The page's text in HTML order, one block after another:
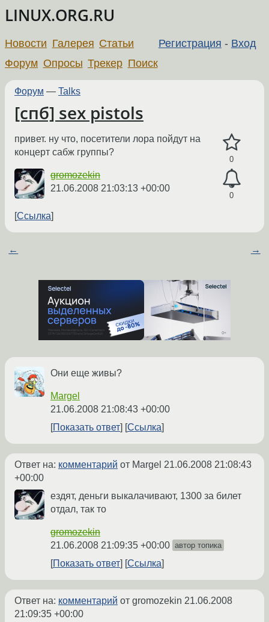
LINUX.ORG.RU
Регистрация - Вход
Новости Галерея Статьи
Форум Опросы Трекер Поиск
Форум — Talks
[спб] sex pistols
0
0
привет. ну что, посетители лора пойдут на
концерт сабж группы?
gromozekin
21.06.2008 21:03:13 +00:00
Ссылка
← →
Они еще живы?
Margel
21.06.2008 21:08:43 +00:00
Показать ответ
Ссылка
Ответ на: комментарий от Margel 21.06.2008 21:08:43
+00:00
ездят, деньги выкалачивают, 1300 за билет
отдал, так то
gromozekin
21.06.2008 21:09:35 +00:00 автор топика
Показать ответ Ссылка
Ответ на: комментарий от gromozekin 21.06.2008
21:09:35 +00:00